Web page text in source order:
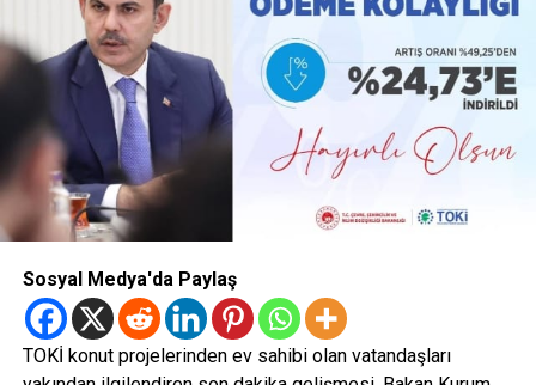
Sosyal Medya'da Paylaş
TOKİ konut projelerinden ev sahibi olan vatandaşları